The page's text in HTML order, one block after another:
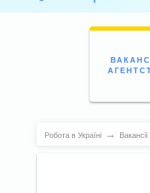
Робота в Україні → Вакансії